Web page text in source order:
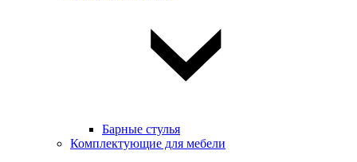
Барные стулья
Комплектующие для мебели